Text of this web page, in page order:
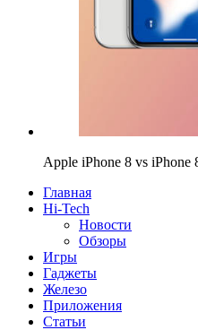
Apple iPhone 8 vs iPhone
Главная
Hi-Tech
Новости
Обзоры
Игры
Гаджеты
Железо
Приложения
Статьи